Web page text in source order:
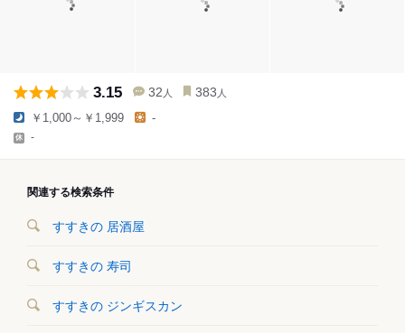
3.15 32 人 383 人
￥1,000～￥1,999 -
-
関連する検索条件
すすきの 居酒屋
すすきの 寿司
すすきの ジンギスカン